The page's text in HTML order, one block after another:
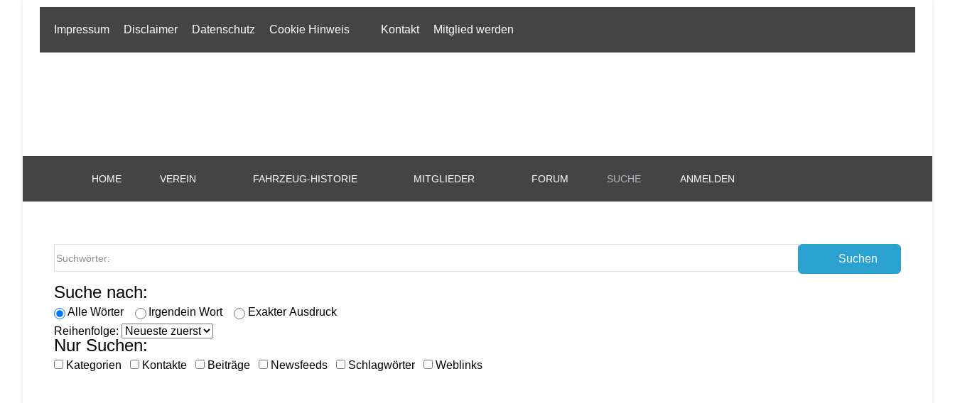
Impressum Disclaimer Datenschutz Cookie Hinweis Kontakt Mitglied werden
HOME VEREIN FAHRZEUG-HISTORIE MITGLIEDER FORUM SUCHE ANMELDEN
Suchen
Suche nach:
Alle Wörter Irgendein Wort
Exakter Ausdruck
Reihenfolge:
Nur Suchen:
Kategorien Kontakte Beiträge Newsfeeds Schlagwörter Weblinks